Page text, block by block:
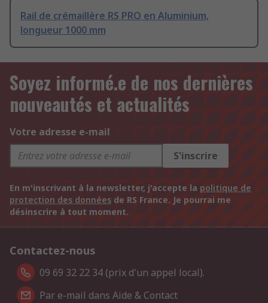
Rail de crémaillère RS PRO en Aluminium,
longueur 1000 mm
Soyez informé.e de nos dernières
nouveautés et actualités
Votre adresse e-mail
S'inscrire
En m'inscrivant à la newsletter, j'accepte la politique de
protection des données de RS France. Je pourrai me
désinscrire à tout moment.
Contactez-nous
09 69 32 22 34 (prix d'un appel local).
Par e-mail dans Aide & Contact